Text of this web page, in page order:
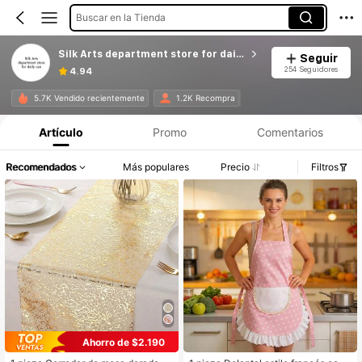
Buscar en la Tienda
Silk Arts department store for daily use
4.94
Seguir
254 Seguidores
5.7K Vendido recientemente 1.2K Recompra
Artículo Promo Comentarios
Recomendados Más populares Precio Filtros
Ahorro de $2.190